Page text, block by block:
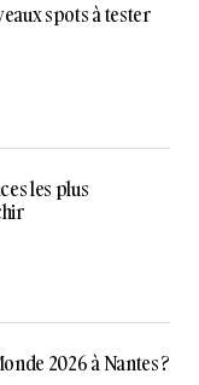
spots à tester
les plus
2026 à Nantes ?